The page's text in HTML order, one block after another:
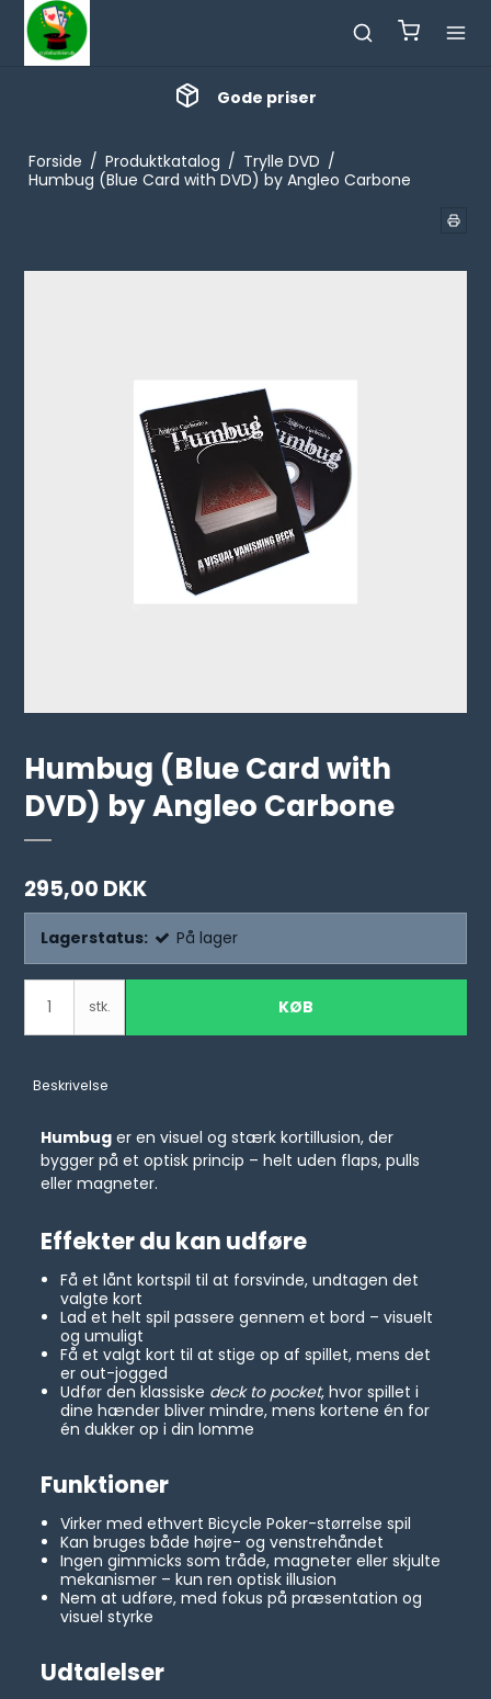
Gode priser
Forside / Produktkatalog / Trylle DVD /
Humbug (Blue Card with DVD) by Angleo Carbone
Humbug (Blue Card with
DVD) by Angleo Carbone
295,00 DKK
Lagerstatus: På lager
stk. KØB
Beskrivelse
Humbug er en visuel og stærk kortillusion, der
bygger på et optisk princip – helt uden flaps, pulls
eller magneter.
Effekter du kan udføre
Få et lånt kortspil til at forsvinde, undtagen det
valgte kort
Lad et helt spil passere gennem et bord – visuelt
og umuligt
Få et valgt kort til at stige op af spillet, mens det
er out-jogged
Udfør den klassiske deck to pocket, hvor spillet i
dine hænder bliver mindre, mens kortene én for
én dukker op i din lomme
Funktioner
Virker med ethvert Bicycle Poker-størrelse spil
Kan bruges både højre- og venstrehåndet
Ingen gimmicks som tråde, magneter eller skjulte
mekanismer – kun ren optisk illusion
Nem at udføre, med fokus på præsentation og
visuel styrke
Udtalelser